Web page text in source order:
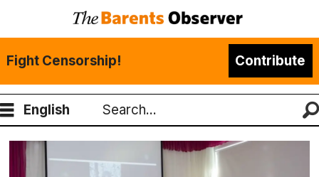
Fight Censorship! Contribute
English
Search